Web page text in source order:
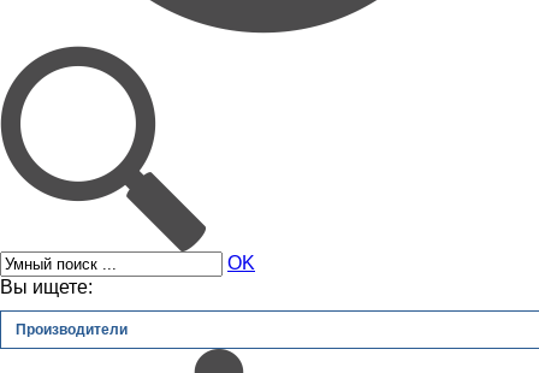
OK
Вы ищете:
Производители